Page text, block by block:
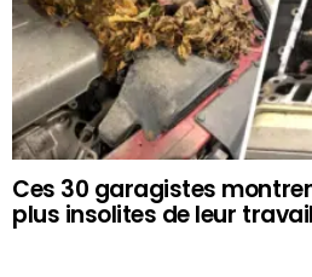
Ces 30 garagistes
plus insolites de leur travail